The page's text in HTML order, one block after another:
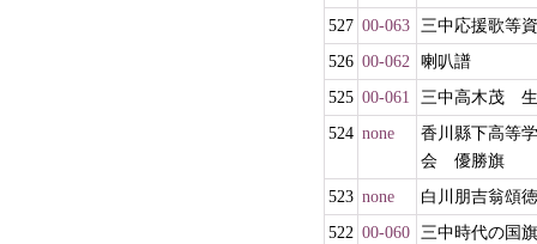
527 00-063 三中応援歌等
526 00-062 喇叭譜
525 00-061
三中高木茂
524 none
香川縣下高等
会 優勝旗
523 none
白川朋吉翁頌
522 00-060 三中時代の国